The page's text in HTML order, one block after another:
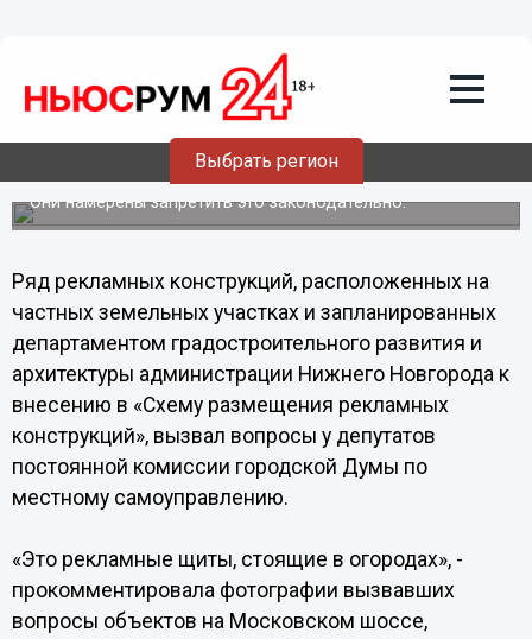
Выбрать регион
Депутаты Гордумы выступают против
установки нижегородцами рекламных
щитов на своих огородах
Они намерены запретить это законодательно.
Ряд рекламных конструкций, расположенных на
частных земельных участках и запланированных
департаментом градостроительного развития и
архитектуры администрации Нижнего Новгорода к
внесению в «Схему размещения рекламных
конструкций», вызвал вопросы у депутатов
постоянной комиссии городской Думы по
местному самоуправлению.
«Это рекламные щиты, стоящие в огородах», -
прокомментировала фотографии вызвавших
вопросы объектов на Московском шоссе,